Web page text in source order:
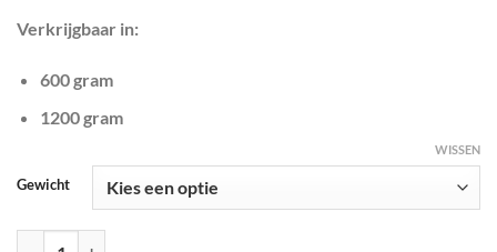
Verkrijgbaar in:
600 gram
1200 gram
Gewicht
WISSEN